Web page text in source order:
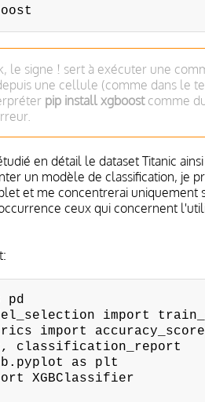
le signe ! sert à exécuter une
une cellule (comme dans le
pip install xgboostcomme
en détail le dataset Titanic
un modèle de classification, je
et me concentrerai uniquement
ceux qui concernent
pd
import
import
classification_report
as plt
XGBClassifier